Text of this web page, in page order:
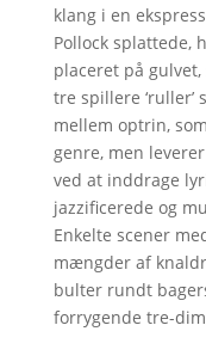
klang i en
Pollock
placeret på gulvet,
tre spillere ‘ruller’
mellem optrin,
genre, men
ved at inddrage
jazzificerede og
Enkelte scener
mængder af
bulter rundt
forrygende tre-